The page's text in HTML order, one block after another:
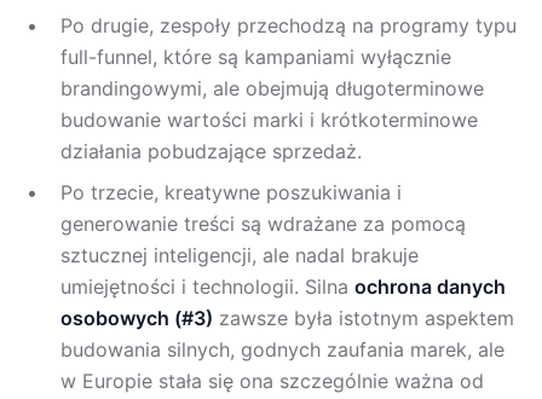
Po drugie, zespoły przechodzą na programy typu
full-funnel, które są kampaniami wyłącznie
brandingowymi, ale obejmują długoterminowe
budowanie wartości marki i krótkoterminowe
działania pobudzające sprzedaż.
Po trzecie, kreatywne poszukiwania i
generowanie treści są wdrażane za pomocą
sztucznej inteligencji, ale nadal brakuje
umiejętności i technologii. Silnaochrona danych
osobowych (#3) zawsze była istotnym aspektem
budowania silnych, godnych zaufania marek, ale
w Europie stała się ona szczególnie ważna od